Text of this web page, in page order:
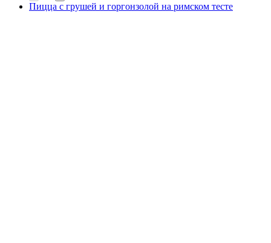
Пицца с грушей и горгонзолой на римском тесте